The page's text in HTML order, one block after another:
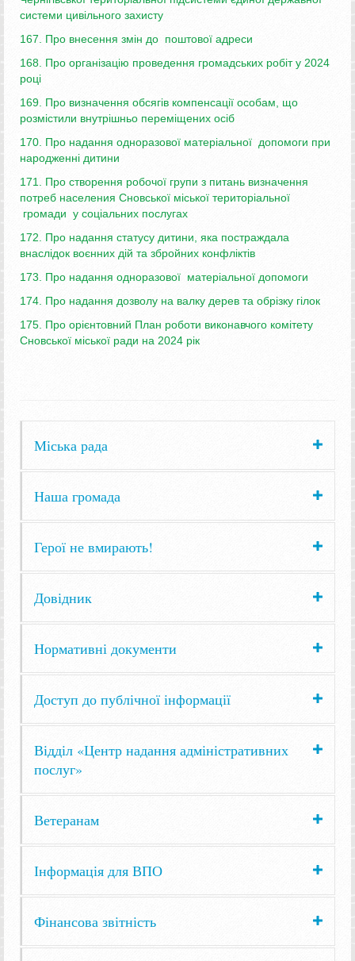
системи цивільного захисту
167. Про внесення змін до поштової адреси
168. Про організацію проведення громадських робіт у 2024
році
169. Про визначення обсягів компенсації особам, що
розмістили внутрішньо переміщених осіб
170. Про надання одноразової матеріальної допомоги при
народженні дитини
171. Про створення робочої групи з питань визначення
потреб населения Сновської міської територіальної
громади у соцiальних послугах
172. Про надання статусу дитини, яка постраждала
внаслідок воєнних дій та збройних конфліктів
173. Про надання одноразової матеріальної допомоги
174. Про надання дозволу на валку дерев та обрізку гілок
175. Про орієнтовний План роботи виконавчого комітету
Сновської міської ради на 2024 рік
Міська рада
Наша громада
Герої не вмирають!
Довідник
Нормативні документи
Доступ до публічної інформації
Відділ «Центр надання адміністративних
послуг»
Ветеранам
Інформація для ВПО
Фінансова звітність